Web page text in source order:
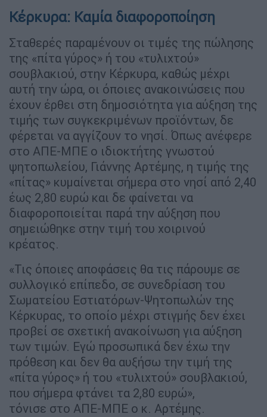
Κέρκυρα: Καμία διαφοροποίηση
Σταθερές παραμένουν οι τιμές της πώλησης
της «πίτα γύρος» ή του «τυλιχτού»
σουβλακιού, στην Κέρκυρα, καθώς μέχρι
αυτή την ώρα, οι όποιες ανακοινώσεις που
έχουν έρθει στη δημοσιότητα για αύξηση της
τιμής των συγκεκριμένων προϊόντων, δε
φέρεται να αγγίζουν το νησί. Όπως ανέφερε
στο ΑΠΕ-ΜΠΕ ο ιδιοκτήτης γνωστού
ψητοπωλείου, Γιάννης Αρτέμης, η τιμής της
«πίτας» κυμαίνεται σήμερα στο νησί από 2,40
έως 2,80 ευρώ και δε φαίνεται να
διαφοροποιείται παρά την αύξηση που
σημειώθηκε στην τιμή του χοιρινού
κρέατος.
«Τις όποιες αποφάσεις θα τις πάρουμε σε
συλλογικό επίπεδο, σε συνεδρίαση του
Σωματείου Εστιατόρων-Ψητοπωλών της
Κέρκυρας, το οποίο μέχρι στιγμής δεν έχει
προβεί σε σχετική ανακοίνωση για αύξηση
των τιμών. Εγώ προσωπικά δεν έχω την
πρόθεση και δεν θα αυξήσω την τιμή της
«πίτα γύρος» ή του «τυλιχτού» σουβλακιού,
που σήμερα φτάνει τα 2,80 ευρώ»,
τόνισε στο ΑΠΕ-ΜΠΕ ο κ. Αρτέμης.